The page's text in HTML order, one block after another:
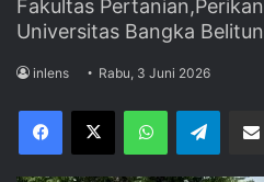
Fakultas
Universitas Bangka
inlens Rabu, 3 Juni 2026
Facebook
X WhatsApp